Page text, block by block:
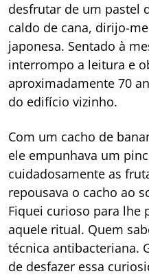
desfrutar de um pastel
caldo de cana, dirijo-
japonesa. Sentado à
interrompo a leitura e
aproximadamente 70
do edifício vizinho.
Com um cacho de
ele empunhava um
cuidadosamente as
repousava o cacho ao
Fiquei curioso para lhe
aquele ritual. Quem
técnica antibacteriana.
de desfazer essa